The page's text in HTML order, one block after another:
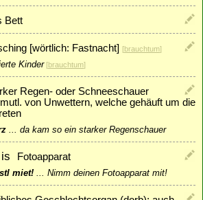
Bett
[wörtlich: Fastnacht] [brauchtum]
Kinder[brauchtum]
Regen- oder Schneeschauer
von Unwettern, welche gehäuft um die
... da kam so ein starker Regenschauer
Fotoapparat
miet! ... Nimm deinen Fotoapparat mit!